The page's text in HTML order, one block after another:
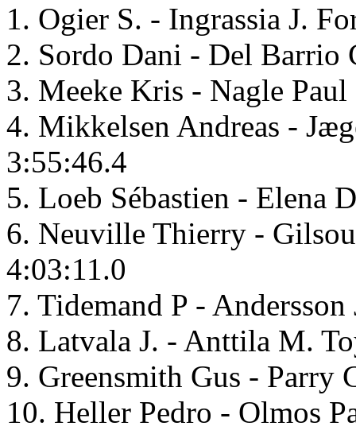
1. Ogier S. - Ingrassia J.
2. Sordo Dani - Del
3. Meeke Kris - Nagle
4. Mikkelsen Andreas -
3:55:46.4
5. Loeb Sébastien - Elena
6. Neuville Thierry -
4:03:11.0
7. Tidemand P -
8. Latvala J. - Anttila M.
9. Greensmith Gus - Parry
10. Heller Pedro - Olmos